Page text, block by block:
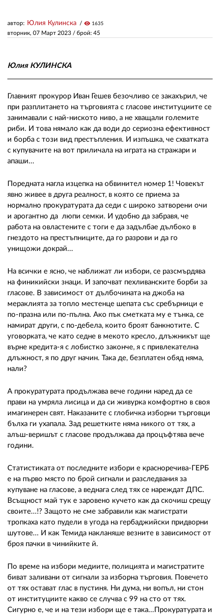
вторник, 07 Март 2023 / брой: 45
автор: Юлия Кулинска visibility 1635
Юлия КУЛИНСКА
Главният прокурор Иван Гешев безочливо се закахърил, че
при разплитането на търговията с гласове институциите се
занимавали с най-ниското ниво, а не хващали големите
риби. И това нямало как да води до сериозна ефективност
и борба с този вид престъпления. И изпъшка, че схватката
с купувачите на вот приличала на играта на стражари и
апаши...
Поредната нагла изцепка на обвинител номер 1! Човекът
явно живее в друга реалност, в която се приема за
нормално прокуратурата да седи с широко затворени очи
и арогантно да люпи семки. И удобно да забравя, че
работа на овластените с тоги е да задълбае дълбоко в
гнездото на престъпниците, да го разрови и да го
унищожи докрай...
На всички е ясно, че наближат ли избори, се разсмърдява
на финикийски знаци. И започват пехливанските борби за
гласове. В зависимост от дълбочината на джоба на
мераклията за топло местенце шепата със сребърници е
по-празна или по-пълна. Ако пък сметката му е тънка, се
намират други, с по-дебела, които броят банкнотите. С
уговорката, че като седне в мекото кресло, длъжникът ще
върне кредита-я с лобистко законче, я с привлекателна
длъжност, я по друг начин. Така де, безплатен обяд няма,
нали?
А прокуратурата продължава вече години наред да се
прави на умряла лисица и да си живурка комфортно в своя
имагинерен свят. Наказаните с глобичка изборни търговци
бълха ги ухапала. Зад решетките няма никого от тях, а
алъш-веришът с гласове продължава да процъфтява вече
години.
Статистиката от последните избори е красноречива-ГЕРБ
е на първо място по брой сигнали и разследвания за
купуване на гласове, а веднага след тях се нареждат ДПС.
Всъщност май тук е заровено кучето как да скочиш срещу
своите...!? Защото не сме забравили как магистрати
тропкаха като пудели в угода на гербаджийски придворни
шутове... И как Темида накланяше везните в зависимост от
броя пачки в чинийките й.
По време на избори медиите, полицията и магистратите
биват заливани от сигнали за изборна търговия. Повечето
от тях остават глас в пустиня. Ни дума, ни вопъл, ни стон
от институциите какво се случва с 99 на сто от тях.
Сигурно е, че и на тези избори ще е така...Прокуратурата и
ЗА НАС
РЕКЛАМА
УСЛОВИЯ ЗА ПОЛЗВАНЕ
ПОЛИТИКАТА ЗА
ПОВЕРИТЕЛНОСТ
02 975 20 35